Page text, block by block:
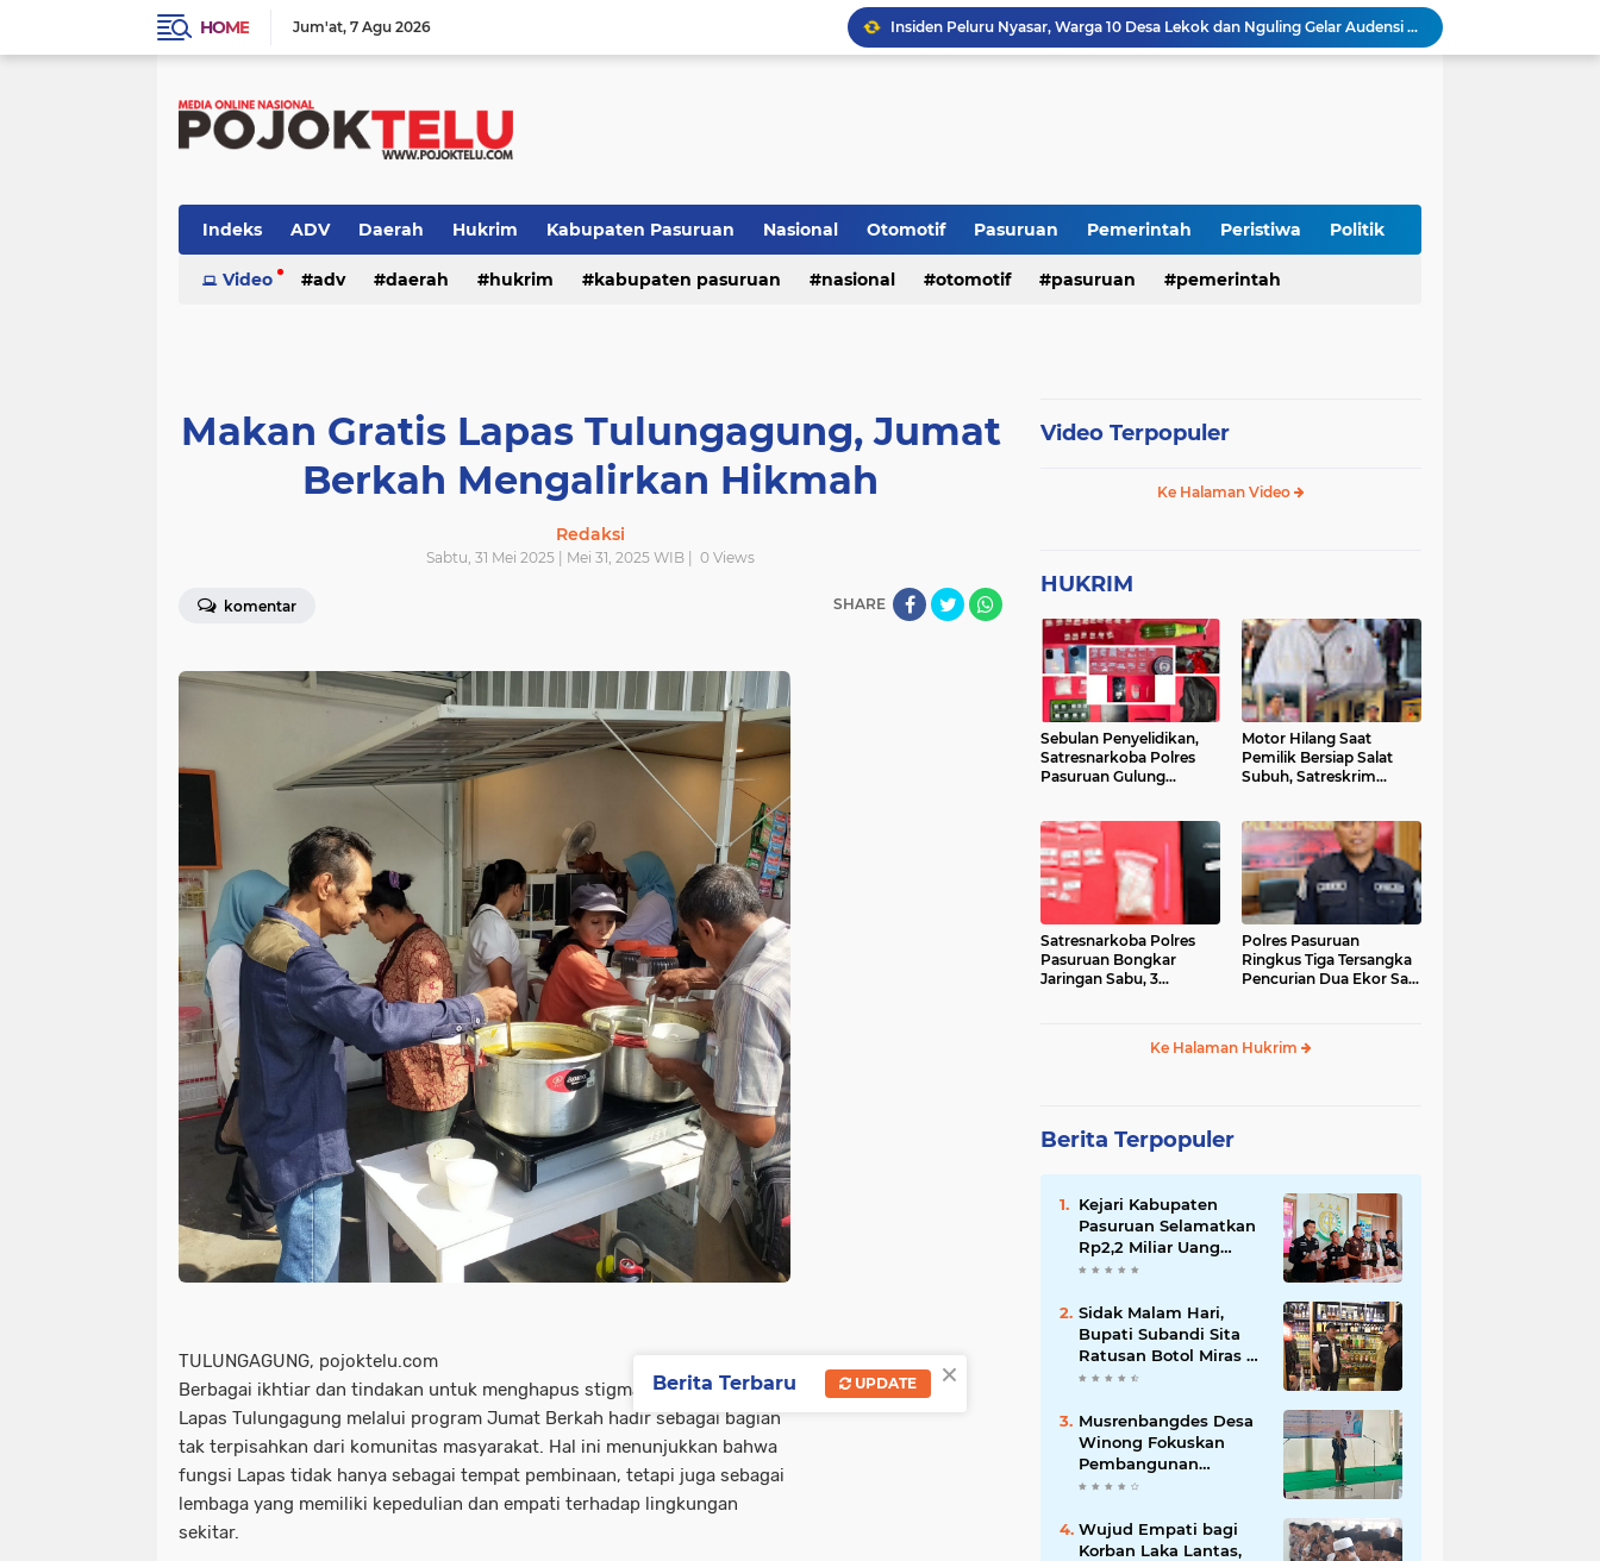
HOME Jum'at 7 Agu 2026
Insiden Peluru Nyasar, Warga 10 Desa Lekok dan Nguling Gelar Audensi dengan Bupati Pasuruan
Harganas ke-33 Bupati Pasuruan dan Ketua TP PKK Terima Penghargaan Nasional Bidang Kependudukan
Terjaring Razia Forkopimda, Tiga Penjual Miras Ilegal di Sidoarjo Divonis Bersalah
Indeks ADV Daerah Hukrim Kabupaten Pasuruan Nasional Otomotif Pasuruan Pemerintah Peristiwa Politik
Sidoarjo TNI - POLRI TNI-POLRI
Video adv daerah hukrim kabupaten pasuruan nasional otomotif pasuruan pemerintah
Makan Gratis Lapas Tulungagung, Jumat
Berkah Mengalirkan Hikmah
Redaksi
Sabtu, 31 Mei 2025 | Mei 31, 2025 WIB | 0 Views
komentar SHARE
TULUNGAGUNG, pojoktelu.com
Berbagai ikhtiar dan tindakan untuk menghapus stigma masyarakat,
Lapas Tulungagung melalui program Jumat Berkah hadir sebagai bagian
tak terpisahkan dari komunitas masyarakat. Hal ini menunjukkan bahwa
fungsi Lapas tidak hanya sebagai tempat pembinaan, tetapi juga sebagai
lembaga yang memiliki kepedulian dan empati terhadap lingkungan
sekitar.
Video Terpopuler
Ke Halaman Video
HUKRIM
Sebulan Penyelidikan,
Satresnarkoba Polres
Pasuruan Gulung
Motor Hilang Saat
Pemilik Bersiap Salat
Subuh, Satreskrim
Satresnarkoba Polres
Pasuruan Bongkar
Jaringan Sabu, 3
Polres Pasuruan
Ringkus Tiga Tersangka
Pencurian Dua Ekor Sapi
Ke Halaman Hukrim
Berita Terpopuler
Kejari Kabupaten
Pasuruan Selamatkan
Rp2,2 Miliar Uang
Negara dari Korupsi
Sidak Malam Hari,
Bupati Subandi Sita
Ratusan Botol Miras di
Kawasan Perumahan
Musrenbangdes Desa
Winong Fokuskan
Pembangunan
Berbasis Potensi Lokal,
Meski Dihantam
Efisiensi Anggaran
Wujud Empati bagi
Korban Laka Lantas,
×
Berita Terbaru UPDATE